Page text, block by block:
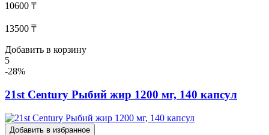
10600 ₸
13500 ₸
Добавить в корзину
5
-28%
21st Century Рыбий жир 1200 мг, 140 капсул
Добавить в избранное